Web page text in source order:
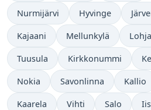
Nurmijärvi Hyvinge
Kajaani Mellunkylä Lohja
Tuusula Kirkkonummi
Nokia Savonlinna Kallio
Kaarela Vihti Salo